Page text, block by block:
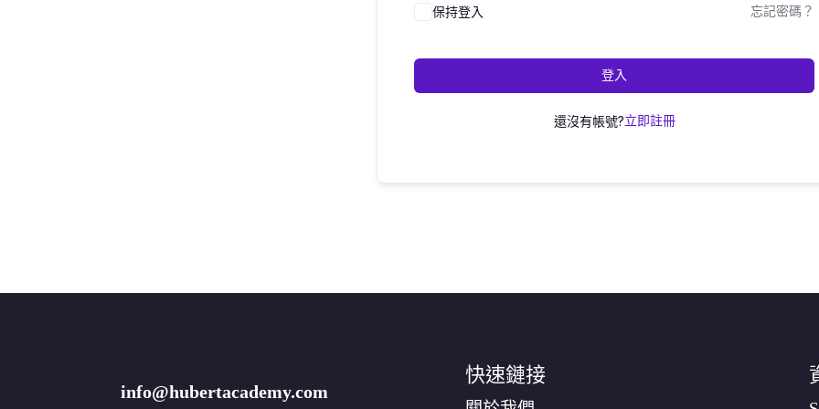
保持登入 忘記密碼？
登入
還沒有帳號?立即註冊
info@hubertacademy.com
快速鏈接